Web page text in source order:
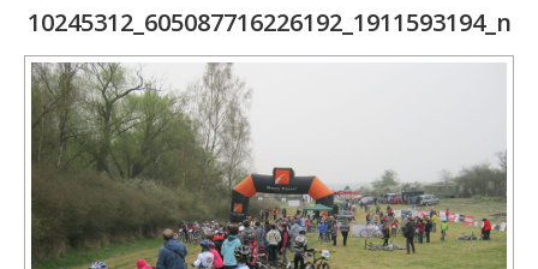
10245312_605087716226192_1911593194_n